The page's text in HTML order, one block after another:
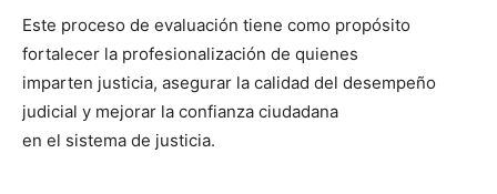
Este proceso de evaluación tiene como propósito
fortalecer la profesionalización de quienes
imparten justicia, asegurar la calidad del desempeño
judicial y mejorar la confianza ciudadana
en el sistema de justicia.